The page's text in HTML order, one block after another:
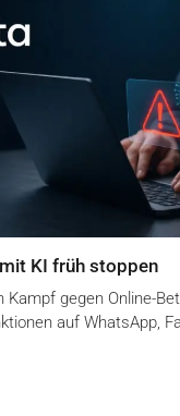
KI früh stoppen
gegen Online-
auf WhatsApp,